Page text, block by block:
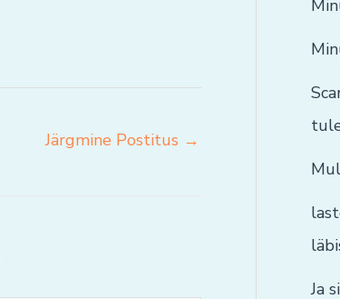
Järgmine Postitus →
Ja